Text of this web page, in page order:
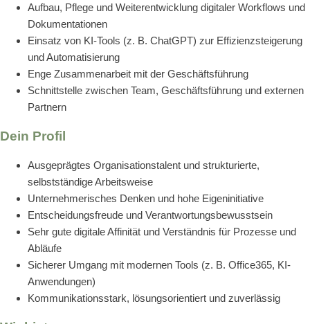
Aufbau, Pflege und Weiterentwicklung digitaler Workflows und
Dokumentationen
Einsatz von KI-Tools (z. B. ChatGPT) zur Effizienzsteigerung
und Automatisierung
Enge Zusammenarbeit mit der Geschäftsführung
Schnittstelle zwischen Team, Geschäftsführung und externen
Partnern
Dein Profil
Ausgeprägtes Organisationstalent und strukturierte,
selbstständige Arbeitsweise
Unternehmerisches Denken und hohe Eigeninitiative
Entscheidungsfreude und Verantwortungsbewusstsein
Sehr gute digitale Affinität und Verständnis für Prozesse und
Abläufe
Sicherer Umgang mit modernen Tools (z. B. Office365, KI-
Anwendungen)
Kommunikationsstark, lösungsorientiert und zuverlässig